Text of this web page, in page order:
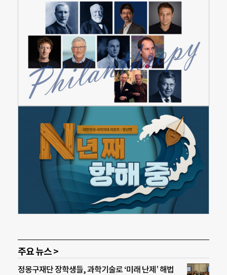
주요 뉴스 >
정몽구재단 장학생들, 과학기술로 ‘미래 난제’ 해법